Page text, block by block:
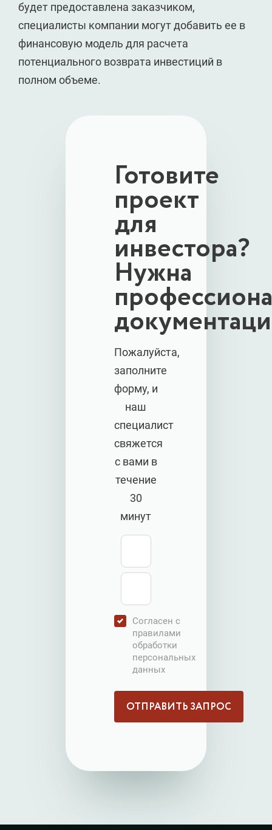
будет предоставлена заказчиком,
специалисты компании могут добавить ее в
финансовую модель для расчета
потенциального возврата инвестиций в
полном объеме.
Готовите
проект
для
инвестора?
Нужна
Пожалуйста,
заполните
форму, и
наш
специалист
свяжется
с вами в
течение
30
минут
Согласен с
правилами
обработки
персональных
данных